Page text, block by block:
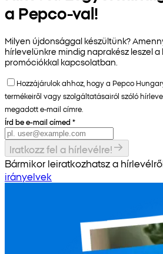
a Pepco-val!
Milyen újdonsággal készültünk?
hírlevelünkre mindig naprakész leszel
promóciókkal kapcsolatban.
Hozzájárulok ahhoz, hogy a Pepco
termékeiről vagy szolgáltatásairól szóló
megadott e-mail címre.
Írd be e-mail címed *
Iratkozz fel a hírlevélre!
Bármikor leiratkozhatsz a
irányelvek